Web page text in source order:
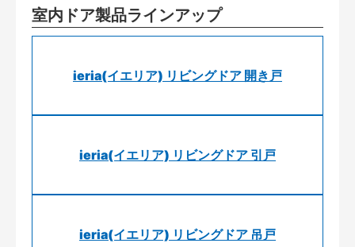
室内ドア製品ラインアップ
ieria(イエリア) リビングドア 開き戸
ieria(イエリア) リビングドア 引戸
ieria(イエリア) リビングドア 吊戸